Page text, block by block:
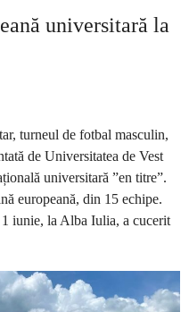
universitară la
turneul de fotbal masculin,
de Universitatea de Vest
universitară ”en titre”.
europeană, din 15 echipe.
iunie, la Alba Iulia, a cucerit